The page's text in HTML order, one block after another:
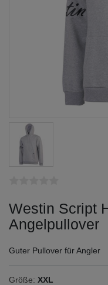
Westin Script
Angelpullover
Guter Pullover für Angler
Größe: XXL